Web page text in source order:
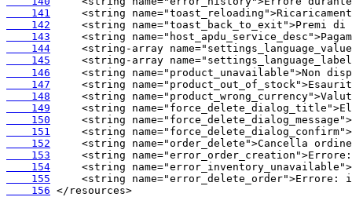
    141
    142
    143
    144
    145
    146
    147
    148
    149
    150
    151
    152
    153
    154
    155
    156